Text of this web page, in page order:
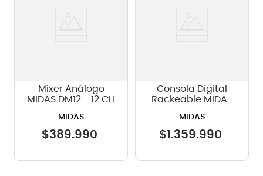
Mixer Análogo
MIDAS DM12 - 12 CH
MIDAS
$389.990
Consola Digital
Rackeable MIDAS
ADAT
MIDAS
$1 .359.990